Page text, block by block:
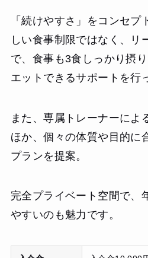
「続けやすさ」をコンセ
しい食事制限ではなく、リ
で、食事も3食しっかり摂
エットできるサポートを行
また、専属トレーナーによ
ほか、個々の体質や目的に
プランを提案。
完全プライベート空間で、
やすいのも魅力です。